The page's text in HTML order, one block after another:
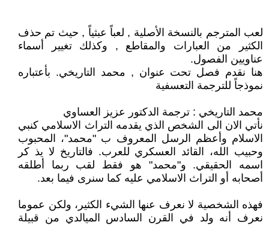
لعب المترجم بالنسخة الأصلية , لعباً عبثياً , حيث تم حذف
الكثير من العبارات والمقاطع , وكذلك تغيير أسماء
عناويين الفصول.
هنا نقدم فصل تحت عنوان , محمد التاريخي. بأعتباره
نموذجاً للترجمة التعسفية
محمد التاريخي : ترجمة الدكتور عزيز العساوي
نأتي الان الى الشخص الذي يقدمه التراث الاسلامي كنبي
الاسلام وأعظم الرسل المعروف ب "محمد"، المحبوب
وحبيب الله، القائد العسكري للعرب. فالتاريخ لا يذ كر
اسمه الحقيقي. و"محمد" هو فقط لقب ربما أطلقه
أصحابه أو التراث الاسلامي عليه كما سنرى فيما بعد.
فهذه الشخصية لا نعرف عنها الشيء الكثير، ولكن عموما
نعرف أنه ولد في القرن السادس الميالدي من قبيلة